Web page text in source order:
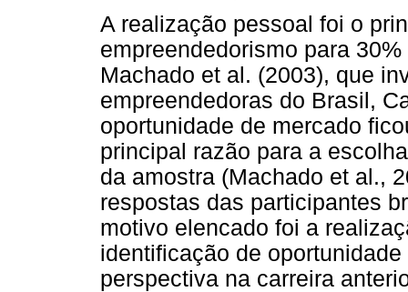
A realização pessoal foi o
empreendedorismo para
Machado et al. (2003), que
empreendedoras do Brasil,
oportunidade de mercado
principal razão para a
da amostra (Machado et al.,
respostas das participantes
motivo elencado foi a
identificação de
perspectiva na carreira